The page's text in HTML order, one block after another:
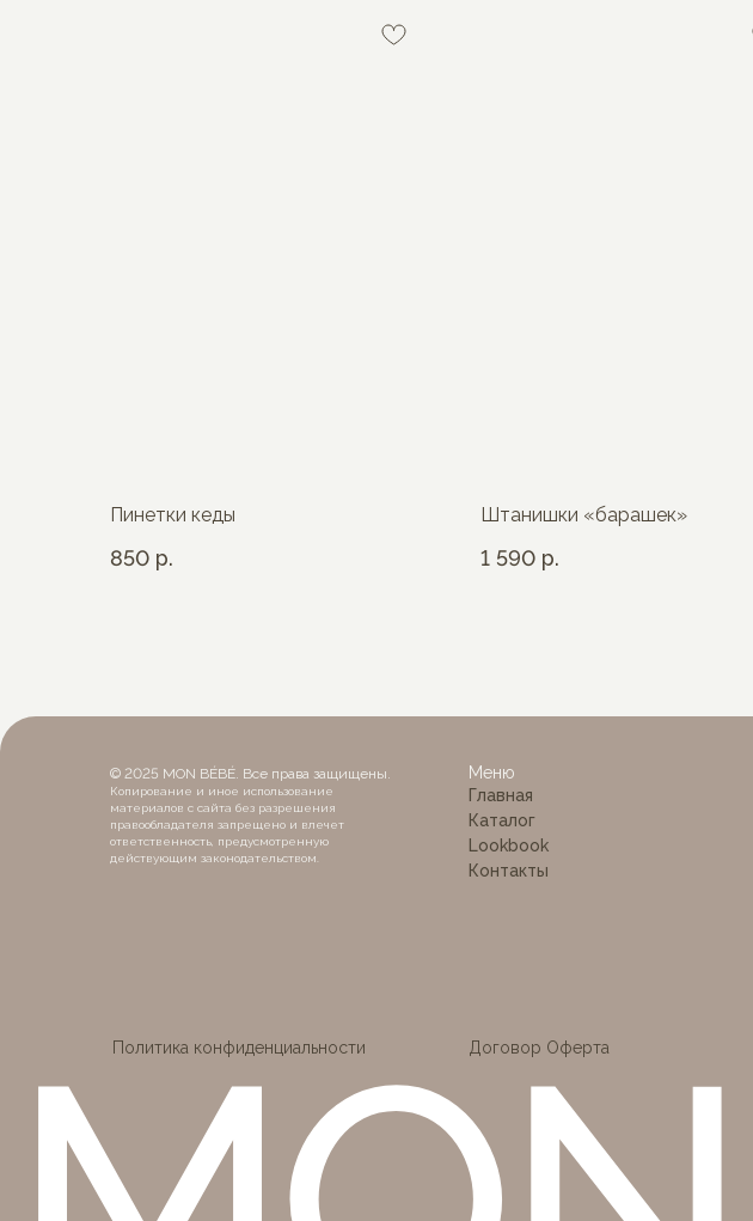
Пинетки кеды
850 р.
Штанишки «барашек»
1 590 р.
© 2025 MON BÉBÉ. Все права защищены.
Копирование и иное использование
материалов с сайта без разрешения
правообладателя запрещено и влечет
ответственность, предусмотренную
действующим законодательством.
Договор Оферта
Политика конфиденциальности
Меню
Главная
Каталог
Lookbook
Контакты